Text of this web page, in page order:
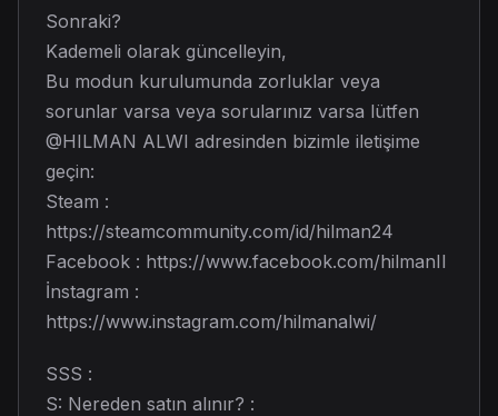
Sonraki?
Kademeli olarak güncelleyin,
Bu modun kurulumunda zorluklar veya
sorunlar varsa veya sorularınız varsa lütfen
@HILMAN ALWI adresinden bizimle iletişime
geçin:
Steam :
https://steamcommunity.com/id/hilman24
Facebook : https://www.facebook.com/hilmanII
İnstagram :
https://www.instagram.com/hilmanalwi/
SSS :
S: Nereden satın alınır? :